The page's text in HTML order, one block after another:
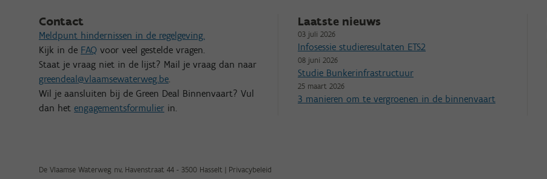
Contact
Meldpunt hindernissen in de regelgeving.
Kijk in de FAQ voor veel gestelde vragen.
Staat je vraag niet in de lijst? Mail je vraag dan naar
greendeal@vlaamsewaterweg.be
Wil je aansluiten bij de Green Deal Binnenvaart? Vul
dan het engagementsformulier in.
Laatste nieuws
03 juli 2026
Infosessie studieresultaten ETS2
08 juni 2026
Studie Bunkerinfrastructuur
25 maart 2026
3 manieren om te vergroenen in de binnenvaart
De Vlaamse Waterweg nv, Havenstraat 44 - 3500 Hasselt | Privacybeleid